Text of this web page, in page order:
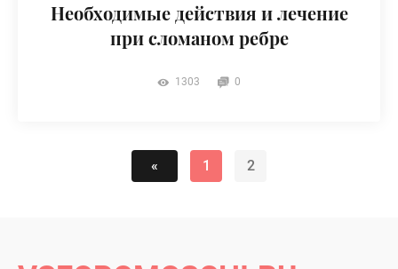
Необходимые действия и лечение
при сломаном ребре
1303 0
« 1 2